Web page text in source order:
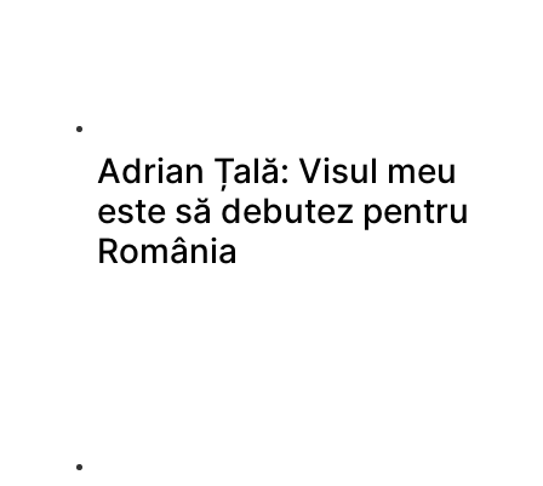
Adrian Țală: Visul meu
este să debutez pentru
România